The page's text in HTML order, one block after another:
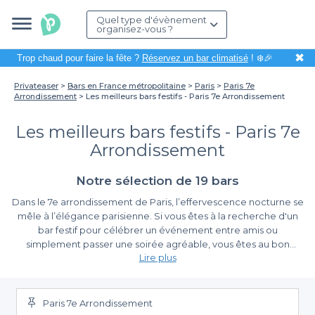
Quel type d'évènement
organisez-vous ?
Trop chaud pour faire la fête ? Réservez un bar climatisé! ❄️🎉 ✖
Privateaser Bars en France métropolitaine Paris
Paris 7e
Arrondissement
Les meilleurs bars festifs - Paris 7e Arrondissement
Les meilleurs bars festifs - Paris 7e
Arrondissement
Notre sélection de 19 bars
Dans le 7e arrondissement de Paris, l’effervescence nocturne se
mêle à l’élégance parisienne. Si vous êtes à la recherche d'un
bar festif pour célébrer un événement entre amis ou
simplement passer une soirée agréable, vous êtes au bon
endroit. Cette partie de la capitale regorge de trésors cachés
mémorable.
Réservation simplifiée avec Privateaser
Organiser une soirée dans un bar peut rapidement devenir
Lire plus
Paris 7e Arrondissement